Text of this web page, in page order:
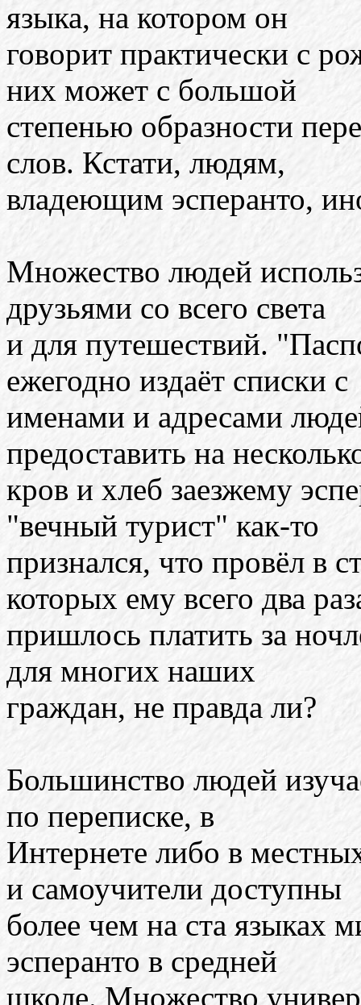
языка, на котором он
говорит практически с
них может с большой
степенью образности
слов. Кстати, людям,
владеющим эсперанто,
Множество людей
друзьями со всего света
и для путешествий.
ежегодно издаёт списки с
именами и адресами
предоставить на
кров и хлеб заезжему
"вечный турист" как-то
признался, что провёл в
которых ему всего два
пришлось платить за
для многих наших
граждан, не правда ли?
Большинство людей
по переписке, в
Интернете либо в
и самоучители доступны
более чем на ста языках
эсперанто в средней
школе. Множество